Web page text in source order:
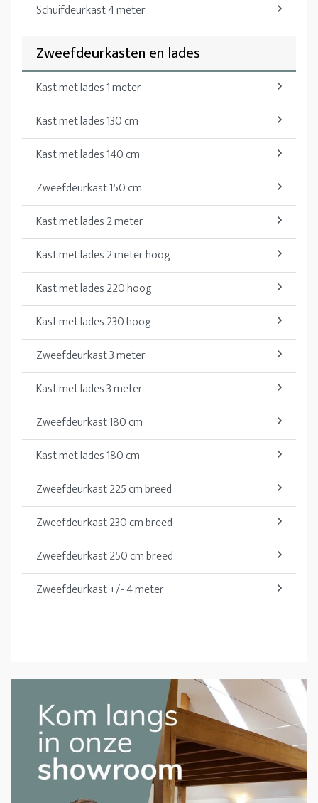
Schuifdeurkast 4 meter
Zweefdeurkasten en lades
Kast met lades 1 meter
Kast met lades 130 cm
Kast met lades 140 cm
Zweefdeurkast 150 cm
Kast met lades 2 meter
Kast met lades 2 meter hoog
Kast met lades 220 hoog
Kast met lades 230 hoog
Zweefdeurkast 3 meter
Kast met lades 3 meter
Zweefdeurkast 180 cm
Kast met lades 180 cm
Zweefdeurkast 225 cm breed
Zweefdeurkast 230 cm breed
Zweefdeurkast 250 cm breed
Zweefdeurkast +/- 4 meter